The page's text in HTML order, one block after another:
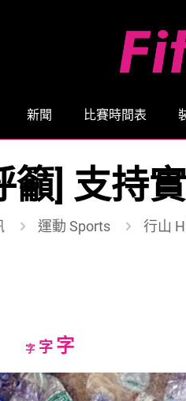
新聞 比賽時間表
籲] 支持
運動 Sports 行山
字Decrease
size.
字Reset
size.
字Increase
font
size.